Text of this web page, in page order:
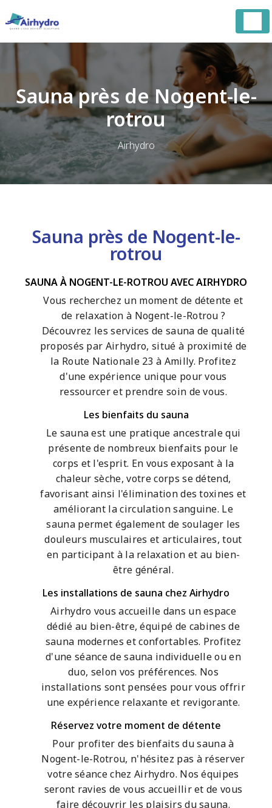
Sauna près de Nogent-le-
rotrou
Airhydro
Sauna près de Nogent-le-
rotrou
SAUNA À NOGENT-LE-ROTROU AVEC AIRHYDRO
Vous recherchez un moment de détente et
de relaxation à Nogent-le-Rotrou ?
Découvrez les services de sauna de qualité
proposés par Airhydro, situé à proximité de
la Route Nationale 23 à Amilly. Profitez
d'une expérience unique pour vous
ressourcer et prendre soin de vous.
Les bienfaits du sauna
Le sauna est une pratique ancestrale qui
présente de nombreux bienfaits pour le
corps et l'esprit. En vous exposant à la
chaleur sèche, votre corps se détend,
favorisant ainsi l'élimination des toxines et
améliorant la circulation sanguine. Le
sauna permet également de soulager les
douleurs musculaires et articulaires, tout
en participant à la relaxation et au bien-
être général.
Les installations de sauna chez Airhydro
Airhydro vous accueille dans un espace
dédié au bien-être, équipé de cabines de
sauna modernes et confortables. Profitez
d'une séance de sauna individuelle ou en
duo, selon vos préférences. Nos
installations sont pensées pour vous offrir
une expérience relaxante et revigorante.
Réservez votre moment de détente
Pour profiter des bienfaits du sauna à
Nogent-le-Rotrou, n'hésitez pas à réserver
votre séance chez Airhydro. Nos équipes
seront ravies de vous accueillir et de vous
faire découvrir les plaisirs du sauna.